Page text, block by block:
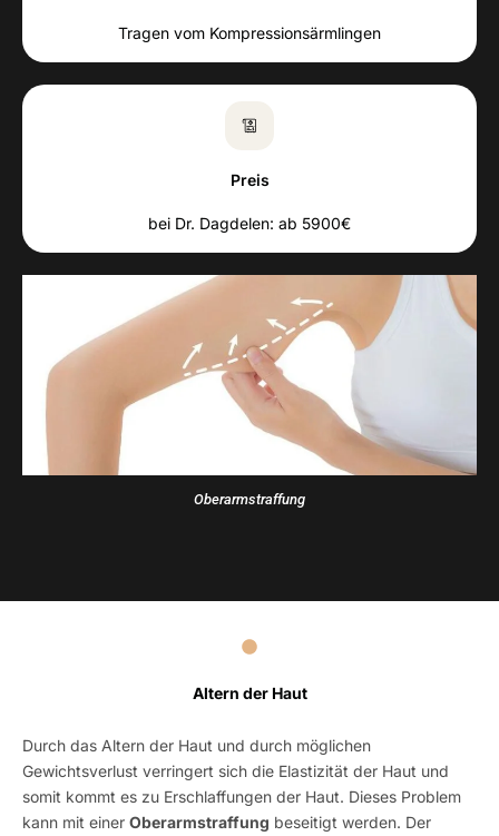
Tragen vom Kompressionsärmlingen
Preis
bei Dr. Dagdelen: ab 5900€
Oberarmstraffung
Altern der Haut
Durch das Altern der Haut und durch möglichen
Gewichtsverlust verringert sich die Elastizität der Haut und
somit kommt es zu Erschlaffungen der Haut. Dieses Problem
kann mit einer Oberarmstraffung beseitigt werden. Der